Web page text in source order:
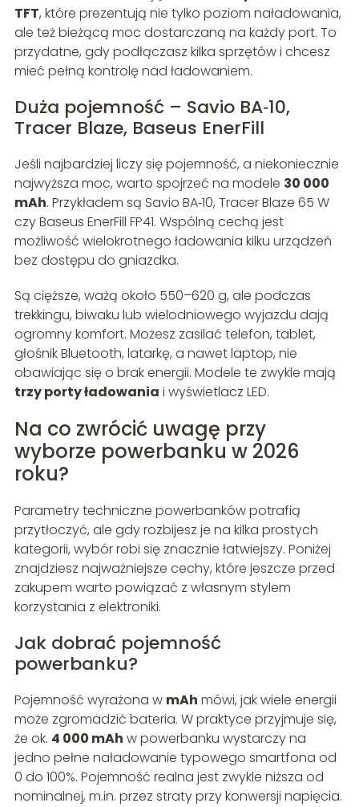
TFT, które prezentują nie tylko poziom naładowania,
ale też bieżącą moc dostarczaną na każdy port. To
przydatne, gdy podłączasz kilka sprzętów i chcesz
mieć pełną kontrolę nad ładowaniem.
Duża pojemność – Savio BA‑10,
Tracer Blaze, Baseus EnerFill
Jeśli najbardziej liczy się pojemność, a niekoniecznie
najwyższa moc, warto spojrzeć na modele 30 000
mAh. Przykładem są Savio BA‑10, Tracer Blaze 65 W
czy Baseus EnerFill FP41. Wspólną cechą jest
możliwość wielokrotnego ładowania kilku urządzeń
bez dostępu do gniazdka.
Są cięższe, ważą około 550–620 g, ale podczas
trekkingu, biwaku lub wielodniowego wyjazdu dają
ogromny komfort. Możesz zasilać telefon, tablet,
głośnik Bluetooth, latarkę, a nawet laptop, nie
obawiając się o brak energii. Modele te zwykle mają
trzy porty ładowania i wyświetlacz LED.
Na co zwrócić uwagę przy
wyborze powerbanku w 2026
roku?
Parametry techniczne powerbanków potrafią
przytłoczyć, ale gdy rozbijesz je na kilka prostych
kategorii, wybór robi się znacznie łatwiejszy. Poniżej
znajdziesz najważniejsze cechy, które jeszcze przed
zakupem warto powiązać z własnym stylem
korzystania z elektroniki.
Jak dobrać pojemność
powerbanku?
Pojemność wyrażona w mAh mówi, jak wiele energii
może zgromadzić bateria. W praktyce przyjmuje się,
że ok. 4 000 mAh w powerbanku wystarczy na
jedno pełne naładowanie typowego smartfona od
0 do 100%. Pojemność realna jest zwykle niższa od
nominalnej, m.in. przez straty przy konwersji napięcia.